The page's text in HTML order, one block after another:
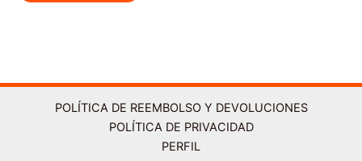
POLÍTICA DE REEMBOLSO Y DEVOLUCIONES
POLÍTICA DE PRIVACIDAD
PERFIL